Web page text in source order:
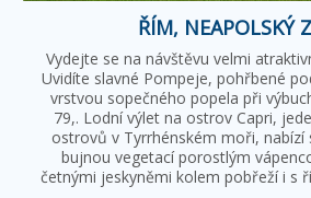
ŘÍM, NEAPOLSKÝ
Vydejte se na návštěvu velmi
Uvidíte slavné Pompeje, pohřbené
vrstvou sopečného popela při
79,. Lodní výlet na ostrov Capri,
ostrovů v Tyrrhénském moři, nabízí
bujnou vegetací porostlým
četnými jeskyněmi kolem pobřeží i s